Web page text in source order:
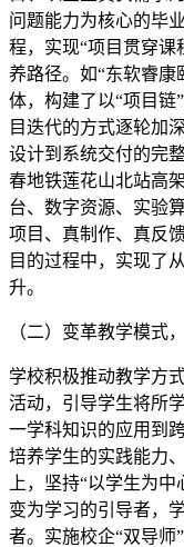
问题能力为核心的毕
程，实现“项目贯穿课
养路径。如“东软睿康
体，构建了以“项目链
目迭代的方式逐轮加
设计到系统交付的完
春地铁莲花山北站高
台、数字资源、实验
项目、真制作、真反
目的过程中，实现了
升。
（二）变革教学模式
学校积极推动教学方
活动，引导学生将所
一学科知识的应用到
培养学生的实践能力
上，坚持“以学生为
变为学习的引导者，
者。实施校企“双导师